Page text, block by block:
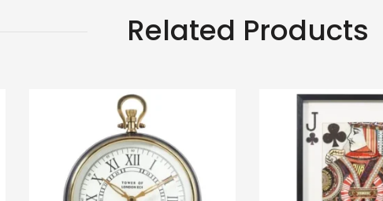
Related Products